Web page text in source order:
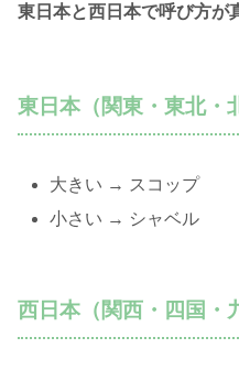
東日本と西日本で呼び方が
東日本（関東・東北・
大きい → スコップ
小さい → シャベル
西日本（関西・四国・